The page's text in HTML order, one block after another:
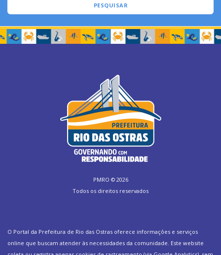
PESQUISAR
PMRO © 2026
Todos os direitos reservados
O Portal da Prefeitura de Rio das Ostras oferece informações e serviços
online que buscam atender às necessidades da comunidade. Este website